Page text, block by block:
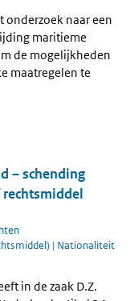
onderzoek naar een
maritieme
de mogelijkheden
maatregelen te
– schending
| Nationaliteit
in de zaak D.Z.